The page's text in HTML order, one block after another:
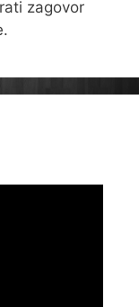
zagovor